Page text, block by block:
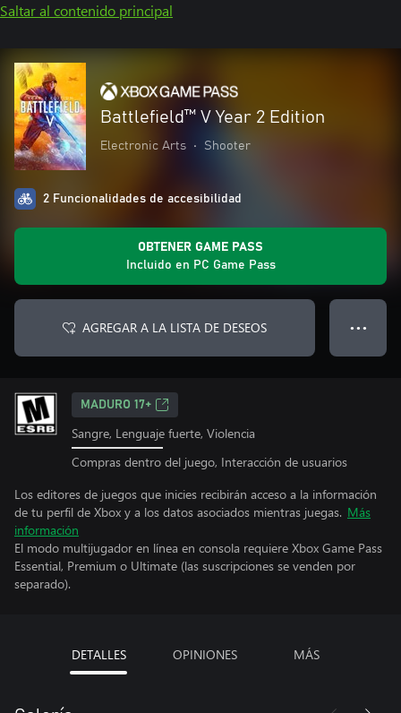
Saltar al contenido principal
Battlefield™ V Year 2 Edition
Electronic Arts • Shooter
2 Funcionalidades de accesibilidad
OBTENER GAME PASS
Incluido en PC Game Pass
AGREGAR A LA LISTA DE DESEOS ● ● ●
MADURO 17+
Sangre, Lenguaje fuerte, Violencia
Compras dentro del juego, Interacción de usuarios
Los editores de juegos que inicies recibirán acceso a la información
de tu perfil de Xbox y a los datos asociados mientras juegas. Más
información
El modo multijugador en línea en consola requiere Xbox Game Pass
Essential, Premium o Ultimate (las suscripciones se venden por
separado).
DETALLES OPINIONES MÁS